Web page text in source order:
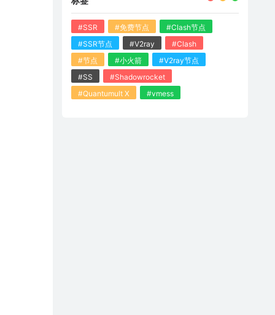
#SSR #免费节点
#Clash节点
#SSR节点
#V2ray
#Clash
#节点
#小火箭
#V2ray节点
#SS
#Shadowrocket
#Quantumult X
#vmess